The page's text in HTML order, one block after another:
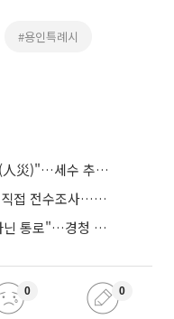
#용인특례시
경기도의회 국힘 "7조 채무는 인재(人災)"…세수 추계 조작 의혹 제기
정명근 화성시장, 관내 하천 153곳 직접 전수조사…불법시설 정비
남종섭 의장 "소통위원회는 권한 아닌 통로"…경청 의회 만든다
0 0